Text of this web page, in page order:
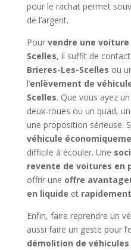
pour le rachat permet
de l’argent.
Pour vendre une
Scelles, il suffit de
Brieres-Les-Scelles ou
l’enlèvement de
Scelles. Que vous ayez
deux-roues ou un quad,
une proposition sérieuse.
véhicule
difficile à écouler. Une
revente de voitures en
offrir une offre
en liquide et rapidement
Enfin, faire reprendre un
aussi faire un geste pour
démolition de véhicules